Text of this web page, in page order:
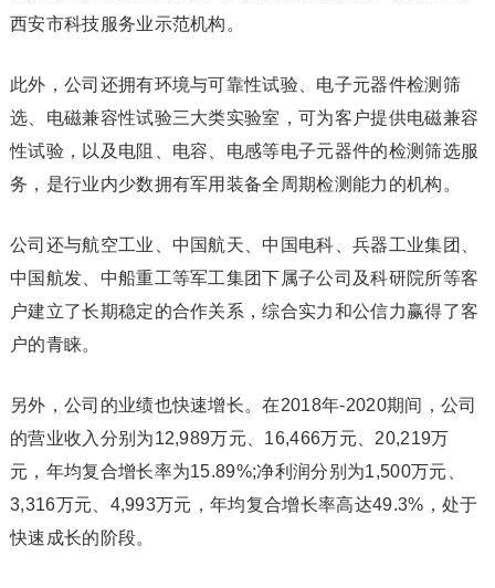
西安市科技服务业示范机构。
此外，公司还拥有环境与可靠性试验、电子元器件检测筛
选、电磁兼容性试验三大类实验室，可为客户提供电磁兼容
性试验，以及电阻、电容、电感等电子元器件的检测筛选服
务，是行业内少数拥有军用装备全周期检测能力的机构。
公司还与航空工业、中国航天、中国电科、兵器工业集团、
中国航发、中船重工等军工集团下属子公司及科研院所等客
户建立了长期稳定的合作关系，综合实力和公信力赢得了客
户的青睐。
另外，公司的业绩也快速增长。在2018年-2020期间，公司
的营业收入分别为12,989万元、16,466万元、20,219万
元，年均复合增长率为15.89%;净利润分别为1,500万元、
3,316万元、4,993万元，年均复合增长率高达49.3%，处于
快速成长的阶段。